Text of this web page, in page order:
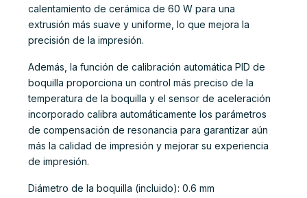
calentamiento de cerámica de 60 W para una
extrusión más suave y uniforme, lo que mejora la
precisión de la impresión.
Además, la función de calibración automática PID de
boquilla proporciona un control más preciso de la
temperatura de la boquilla y el sensor de aceleración
incorporado calibra automáticamente los parámetros
de compensación de resonancia para garantizar aún
más la calidad de impresión y mejorar su experiencia
de impresión.
Diámetro de la boquilla (incluido): 0.6 mm